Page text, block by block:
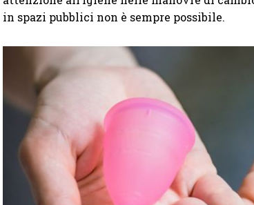
in spazi pubblici non è sempre possibile.